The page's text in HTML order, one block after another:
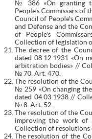
№ 386 «On granting
People's Commissars of
Council of People's
and Defense and the
of People's
Collection of legislation
The decree of the
dated 08.12.1931 «On
arbitration bodies» //
№ 70. Art. 470.
The resolution of the
№ 259 «On changing
dated 04.03.1938 //
№ 8. Art. 52.
The resolution of the
improving the work of
Collection of resolutions
The resolution of the